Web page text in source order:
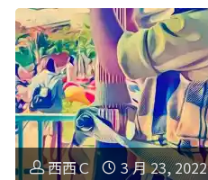
我
家
發
生！"
兒
園
回
家
西西Ｃ 3 月 23, 2022